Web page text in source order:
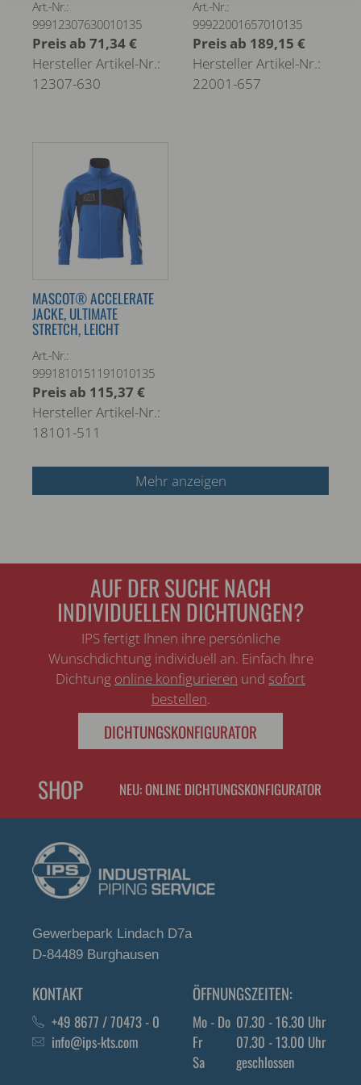
Art.-Nr.:
99912307630010135
Preis ab 71,34 €
Hersteller Artikel-Nr.:
12307-630
Art.-Nr.:
99922001657010135
Preis ab 189,15 €
Hersteller Artikel-Nr.:
22001-657
MASCOT® ACCELERATE
JACKE, ULTIMATE
STRETCH, LEICHT
Art.-Nr.:
9991810151191010135
Preis ab 115,37 €
Hersteller Artikel-Nr.:
18101-511
Mehr anzeigen
AUF DER SUCHE NACH
INDIVIDUELLEN DICHTUNGEN?
IPS fertigt Ihnen ihre persönliche
Wunschdichtung individuell an. Einfach Ihre
Dichtung online konfigurieren und sofort
bestellen.
DICHTUNGSKONFIGURATOR
SHOP NEU: ONLINE DICHTUNGSKONFIGURATOR
Gewerbepark Lindach D7a
D-84489 Burghausen
KONTAKT
+49 8677 / 70473 - 0
info@ips-kts.com
ÖFFNUNGSZEITEN:
Mo - Do 07.30 - 16.30 Uhr
Fr
07.30 - 13.00 Uhr
Sa
geschlossen